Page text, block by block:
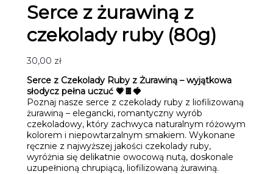
Serce z żurawiną z
czekolady ruby (80g)
30,00 zł
Serce z Czekolady Ruby z Żurawiną – wyjątkowa
słodycz pełna uczuć 💗🍫🍓
Poznaj nasze serce z czekolady ruby z liofilizowaną
żurawiną – elegancki, romantyczny wyrób
czekoladowy, który zachwyca naturalnym różowym
kolorem i niepowtarzalnym smakiem. Wykonane
ręcznie z najwyższej jakości czekolady ruby,
wyróżnia się delikatnie owocową nutą, doskonale
uzupełnioną chrupiącą, liofilizowaną żurawiną.